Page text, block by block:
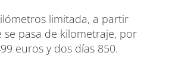
limitada, a partir
se pasa de kilometraje, por
euros y dos días 850.